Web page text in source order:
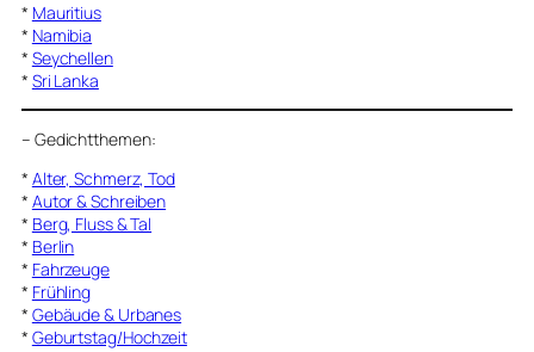
* Mauritius
* Namibia
* Seychellen
* Sri Lanka
– Gedichtthemen:
* Alter, Schmerz, Tod
* Autor & Schreiben
* Berg, Fluss & Tal
* Berlin
* Fahrzeuge
* Frühling
* Gebäude & Urbanes
* Geburtstag/Hochzeit